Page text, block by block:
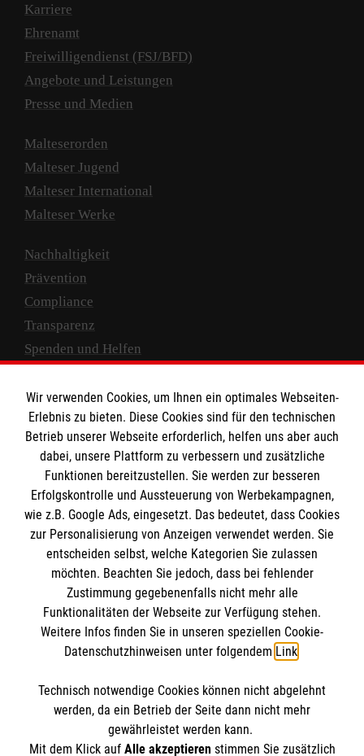
Karriere
Ehrenamt
Freiwilligendienst (FSJ/BFD)
Angebote und Leistungen
Presse und Medien
Malteserorden
Malteser Jugend
Malteser International
Malteser Werke
Nachhaltigkeit
Prävention
Compliance
Transparenz
Spenden und Helfen
Empfänger: Malteser Hilfsdienst e.V.
IBAN: DE10 3706 0120 1201 2000 12
BIC: GENODED 1PA7
Newsletter abonnieren
Cookies verwalten|AGB|Impressum|Datenschutz
Barrierefreiheit |Kontakt| Sharepoint|Mediathek
Wir verwenden Cookies, um Ihnen ein optimales Webseiten-
Erlebnis zu bieten. Diese Cookies sind für den technischen
Betrieb unserer Webseite erforderlich, helfen uns aber auch
dabei, unsere Plattform zu verbessern und zusätzliche
Funktionen bereitzustellen. Sie werden zur besseren
Erfolgskontrolle und Aussteuerung von Werbekampagnen,
wie z.B. Google Ads, eingesetzt. Das bedeutet, dass Cookies
zur Personalisierung von Anzeigen verwendet werden. Sie
entscheiden selbst, welche Kategorien Sie zulassen
möchten. Beachten Sie jedoch, dass bei fehlender
Zustimmung gegebenenfalls nicht mehr alle
Funktionalitäten der Webseite zur Verfügung stehen.
Weitere Infos finden Sie in unseren speziellen Cookie-
Datenschutzhinweisen unter folgendem Link.
Technisch notwendige Cookies können nicht abgelehnt
werden, da ein Betrieb der Seite dann nicht mehr
gewährleistet werden kann.
Mit dem Klick auf Alle akzeptierenstimmen Sie zusätzlich